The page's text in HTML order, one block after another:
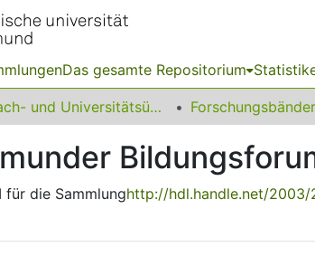
Das gesamte Repositorium
Fach- und Universitätsübergreifendes Forschungsbänder
für die Sammlunghttp://hdl.handle.net/2003/